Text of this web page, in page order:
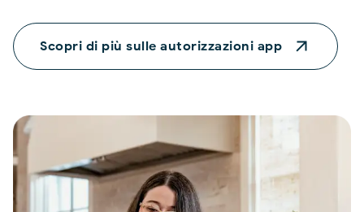
Scopri di più sulle autorizzazioni app